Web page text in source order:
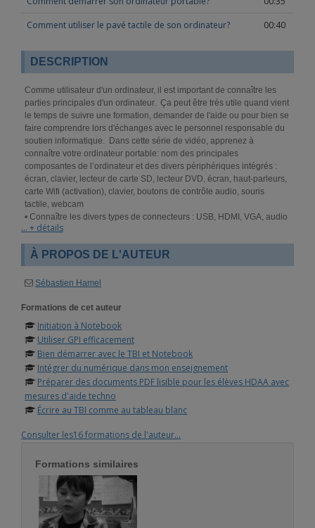
Comment utiliser le pavé tactile de son ordinateur?
00:40
DESCRIPTION
Comme utilisateur d'un ordinateur, il est important de connaître les
parties principales d'un ordinateur. Ça peut être très utile quand vient
le temps de suivre une formation, demander de l'aide ou pour bien se
faire comprendre lors d'échanges avec le personnel responsable du
soutien informatique. Dans cette série de vidéo, apprenez à
connaître votre ordinateur portable: nom des principales
composantes de l’ordinateur et des divers périphériques intégrés :
écran, clavier, lecteur de carte SD, lecteur DVD, écran, haut-parleurs,
carte Wifi (activation), clavier, boutons de contrôle audio, souris
tactile, webcam
• Connaître les divers types de connecteurs : USB, HDMI, VGA, audio
• Utiliser la souris tactile
• Fonctions de base
... + détails
À PROPOS DE L'AUTEUR
Sébastien Hamel
Formations de cet auteur
Initiation à Notebook
Utiliser GPI efficacement
Bien démarrer avec le TBI et Notebook
Intégrer du numérique dans mon enseignement
Préparer des documents PDF lisible pour les élèves HDAA avec
mesures d'aide techno
Écrire au TBI comme au tableau blanc
Consulter les16 formations de l'auteur...
Formations similaires